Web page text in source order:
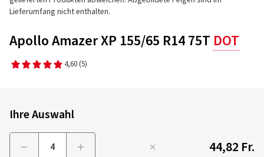
Lieferumfang nicht enthalten.
Apollo Amazer XP 155/65 R14 75T DOT
4,60 (5)
Ihre Auswahl
44,82 Fr.